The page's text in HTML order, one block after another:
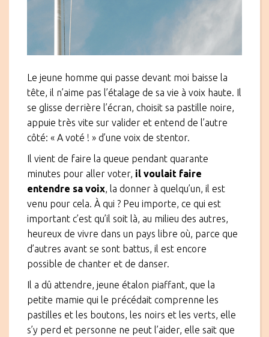
Le jeune homme qui passe devant moi baisse la
tête, il n’aime pas l’étalage de sa vie à voix haute. Il
se glisse derrière l’écran, choisit sa pastille noire,
appuie très vite sur valider et entend de l’autre
côté: « A voté ! » d’une voix de stentor.
Il vient de faire la queue pendant quarante
minutes pour aller voter, il voulait faire
entendre sa voix, la donner à quelqu’un, il est
venu pour cela. À qui ? Peu importe, ce qui est
important c’est qu’il soit là, au milieu des autres,
heureux de vivre dans un pays libre où, parce que
d’autres avant se sont battus, il est encore
possible de chanter et de danser.
Il a dû attendre, jeune étalon piaffant, que la
petite mamie qui le précédait comprenne les
pastilles et les boutons, les noirs et les verts, elle
s’y perd et personne ne peut l’aider, elle sait que